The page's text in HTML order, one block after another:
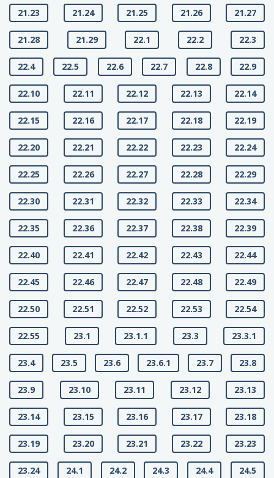
21.23 21.24 21.25 21.26 21.27
21.28 21.29 22.1 22.2 22.3
22.4 22.5 22.6 22.7 22.8 22.9
22.10 22.11 22.12 22.13 22.14
22.15 22.16 22.17 22.18 22.19
22.20 22.21 22.22 22.23 22.24
22.25 22.26 22.27 22.28 22.29
22.30 22.31 22.32 22.33 22.34
22.35 22.36 22.37 22.38 22.39
22.40 22.41 22.42 22.43 22.44
22.45 22.46 22.47 22.48 22.49
22.50 22.51 22.52 22.53 22.54
22.55 23.1 23.1.1 23.3 23.3.1
23.4 23.5 23.6 23.6.1 23.7 23.8
23.9 23.10 23.11 23.12 23.13
23.14 23.15 23.16 23.17 23.18
23.19 23.20 23.21 23.22 23.23
23.24 24.1 24.2 24.3 24.4 24.5